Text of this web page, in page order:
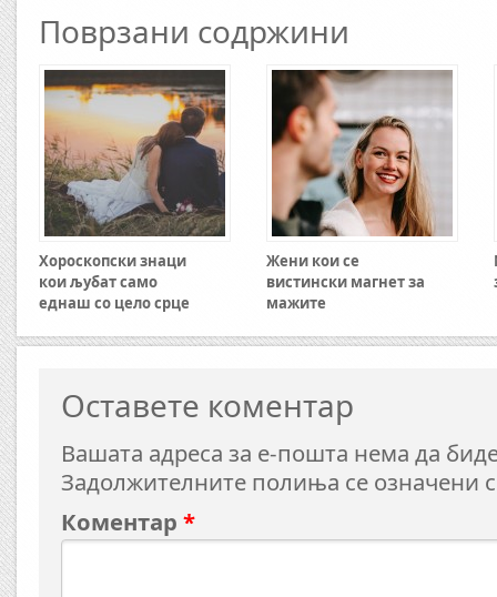
Поврзани содржини
Хороскопски знаци
кои љубат само
еднаш со цело срце
Жени кои се
вистински магнет за
мажите
Оставете коментар
Вашата адреса за е-пошта нема да
Задолжителните полиња се означени
Коментар *